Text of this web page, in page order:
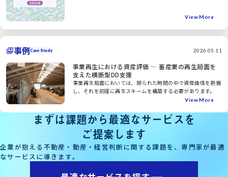
View More
2026.05.11
Case Study
事例
事業再生における資産評価 ― 畜産業の再生局面を
支えた横断型DD支援
事業再生局面においては、限られた時間の中で資産価値を把握
し、それを前提に再生スキームを構築する必要があります。
View More
まずは課題から最適なサービスを
ご提案します
企業が抱える不動産・動産・経営判断に関する課題を、専門家が最適
なサービスに導きます。